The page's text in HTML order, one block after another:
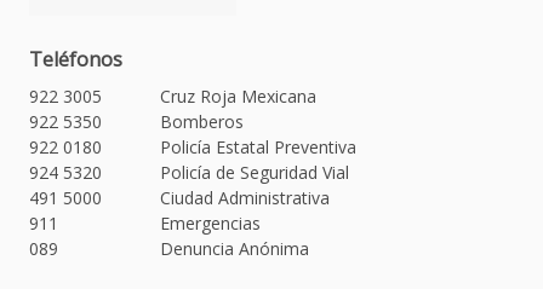
Teléfonos
922 3005
Cruz Roja Mexicana
922 5350
Bomberos
922 0180
Policía Estatal Preventiva
924 5320
Policía de Seguridad Vial
491 5000
Ciudad Administrativa
911
Emergencias
089
Denuncia Anónima